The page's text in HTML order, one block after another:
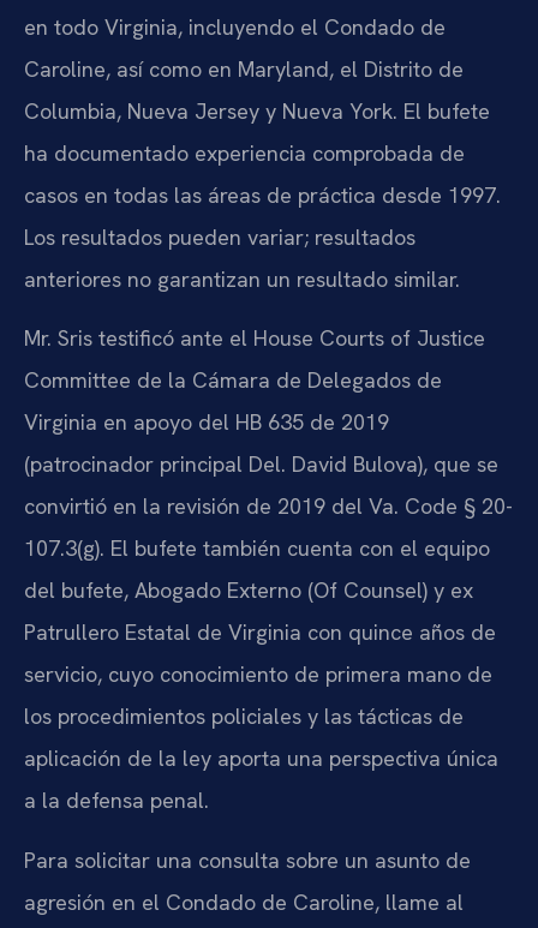
en todo Virginia, incluyendo el Condado de
Caroline, así como en Maryland, el Distrito de
Columbia, Nueva Jersey y Nueva York. El bufete
ha documentado experiencia comprobada de
casos en todas las áreas de práctica desde 1997.
Los resultados pueden variar; resultados
anteriores no garantizan un resultado similar.
Mr. Sris testificó ante el House Courts of Justice
Committee de la Cámara de Delegados de
Virginia en apoyo del HB 635 de 2019
(patrocinador principal Del. David Bulova), que se
convirtió en la revisión de 2019 del Va. Code § 20-
107.3(g). El bufete también cuenta con el equipo
del bufete, Abogado Externo (Of Counsel) y ex
Patrullero Estatal de Virginia con quince años de
servicio, cuyo conocimiento de primera mano de
los procedimientos policiales y las tácticas de
aplicación de la ley aporta una perspectiva única
a la defensa penal.
Para solicitar una consulta sobre un asunto de
agresión en el Condado de Caroline, llame al